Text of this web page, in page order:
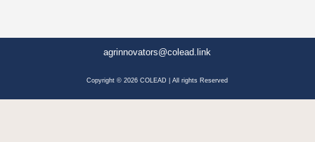
agrinnovators@colead.link
Copyright © 2026 COLEAD | All rights Reserved